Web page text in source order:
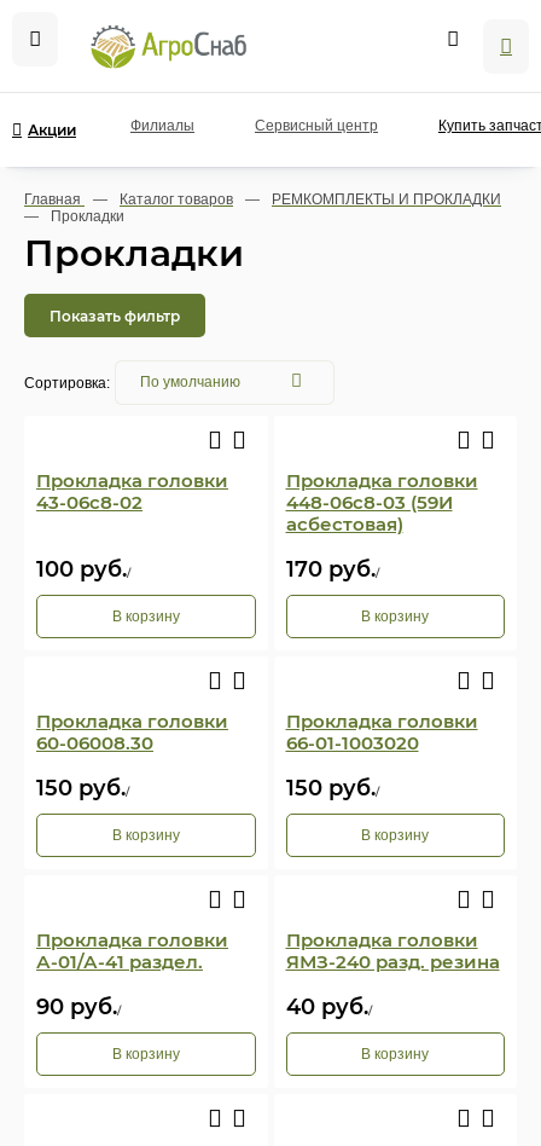
Акции Филиалы Сервисный центр Купить
Главная — Каталог товаров —
РЕМКОМПЛЕКТЫ И ПРОКЛАДКИ
—
Прокладки
Прокладки
Показать фильтр
Сортировка:
Прокладка головки
43-06с8-02
100 руб./
В корзину
Прокладка головки
448-06с8-03 (59И
асбестовая)
170руб./
В корзину
Прокладка головки
60-06008.30
150 руб./
В корзину
Прокладка головки
66-01-1003020
150руб./
В корзину
Прокладка головки
А-01/А-41 раздел.
90 руб./
В корзину
Прокладка головки
ЯМЗ-240 разд. резина
40руб./
В корзину